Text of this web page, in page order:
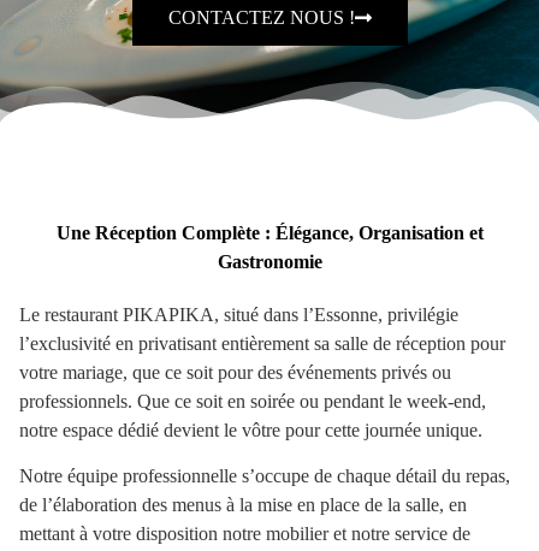
CONTACTEZ NOUS !
Une Réception Complète : Élégance, Organisation et
Gastronomie
Le restaurant PIKAPIKA, situé dans l’Essonne, privilégie
l’exclusivité en privatisant entièrement sa salle de réception pour
votre mariage, que ce soit pour des événements privés ou
professionnels. Que ce soit en soirée ou pendant le week-end,
notre espace dédié devient le vôtre pour cette journée unique.
Notre équipe professionnelle s’occupe de chaque détail du repas,
de l’élaboration des menus à la mise en place de la salle, en
mettant à votre disposition notre mobilier et notre service de